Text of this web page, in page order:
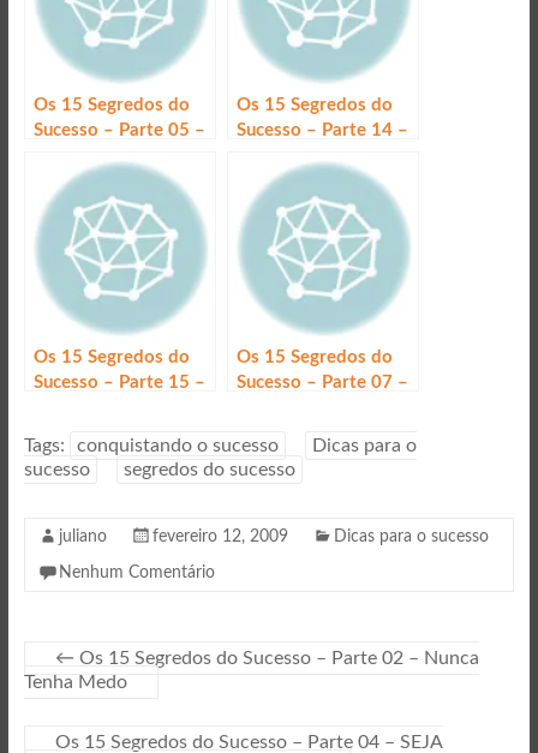
Os 15 Segredos do
Sucesso – Parte 05 –
PARA DEPOIS
Os 15 Segredos do
Sucesso – Parte 14 –
PARANORMALIDADE
Os 15 Segredos do
Sucesso – Parte 15 –
Os 15 Segredos do
Sucesso – Parte 07 –
COMPROMISSOS
Tags: conquistando o sucesso
Dicas para o
sucesso
segredos do sucesso
juliano fevereiro 12, 2009 Dicas para o sucesso
Nenhum Comentário
← Os 15 Segredos do Sucesso – Parte 02 – Nunca
Tenha Medo
Os 15 Segredos do Sucesso – Parte 04 – SEJA